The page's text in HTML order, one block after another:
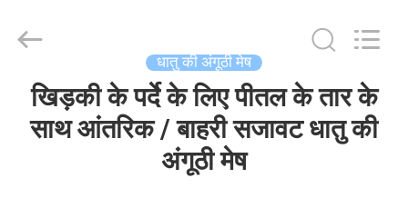
Mesh
Product
Reserved.
धातु की अंगूठी मेष
खिड़की के पर्दे के लिए पीतल के तार के
साथ आंतरिक / बाहरी सजावट धातु की
अंगूठी मेष